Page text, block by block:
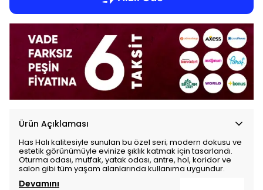
Ürün Açıklaması
Has Halı kalitesiyle sunulan bu özel seri; modern dokusu ve
estetik görünümüyle evinize şıklık katmak için tasarlandı.
Oturma odası, mutfak, yatak odası, antre, hol, koridor ve
salon gibi tüm yaşam alanlarında kullanıma uygundur.
Devamını